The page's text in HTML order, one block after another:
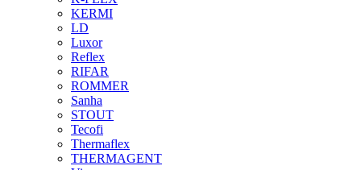
KERMI
LD
Luxor
Reflex
RIFAR
ROMMER
Sanha
STOUT
Tecofi
Thermaflex
THERMAGENT